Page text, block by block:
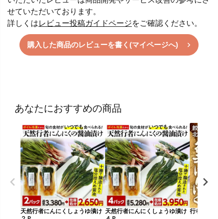
せていただいております。
詳しくはレビュー投稿ガイドページをご確認ください。
購入した商品のレビューを書く(マイページへ)
あなたにおすすめの商品
天然行者にんにくしょうゆ漬け 天然行者にんにくしょうゆ漬け 行者にん